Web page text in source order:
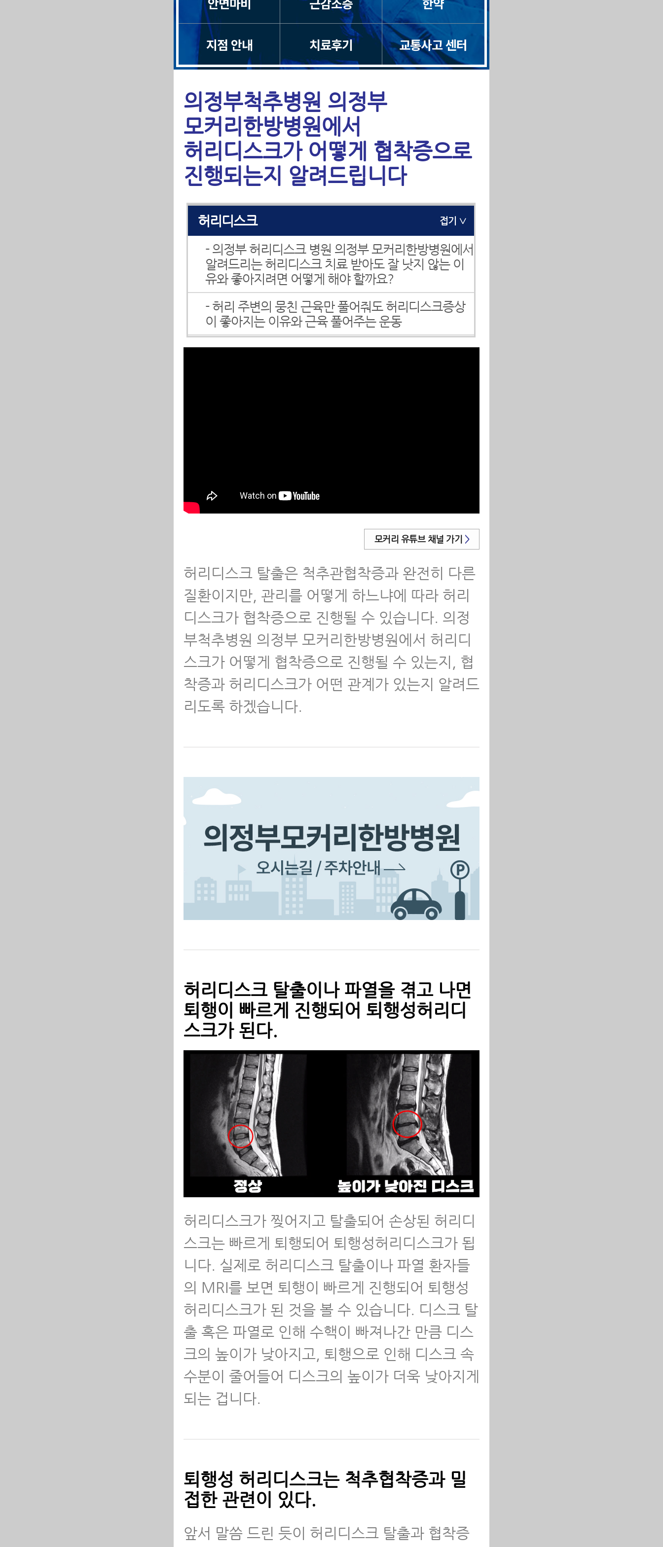
지점 안내 치료후기 교통사고 센터
의정부척추병원 의정부
모커리한방병원에서
허리디스크가 어떻게 협착증으로
진행되는지 알려드립니다
척추관협착증 펼쳐보기 ∨
목디스크
허리디스크 접기 ∨
- 의정부 허리디스크 병원 의정부 모커리한방병원에서
알려드리는 허리디스크 치료 받아도 잘 낫지 않는 이
유와 좋아지려면 어떻게 해야 할까요?
- 허리 주변의 뭉친 근육만 풀어줘도 허리디스크증상
이 좋아지는 이유와 근육 풀어주는 운동
- 의정부척추병원 의정부 모커리한방병원에서 알려드
- 의정부허리디스크, 허리디스크운동 불변의 법칙을
- 의정부디스크병원에서 알려드리는 아침허리통증이
심한 허리디스크 환자가 매일 해야 하는 허리재활운동
목통증 펼쳐보기 ∨
허리통증 펼쳐보기 ∨
어깨통증 펼쳐보기 ∨
무릎통증 펼쳐보기 ∨
치료법
수술 후 통증·재활 펼쳐보기 ∨
한약 펼쳐보기 ∨
모커리 유튜브 채널 가기 >
허리디스크 탈출은 척추관협착증과 완전히 다른
질환이지만, 관리를 어떻게 하느냐에 따라 허리
디스크가 협착증으로 진행될 수 있습니다. 의정
부척추병원 의정부 모커리한방병원에서 허리디
스크가 어떻게 협착증으로 진행될 수 있는지, 협
착증과 허리디스크가 어떤 관계가 있는지 알려드
리도록 하겠습니다.
허리디스크 탈출이나 파열을 겪고 나면
퇴행이 빠르게 진행되어 퇴행성허리디
스크가 된다.
허리디스크가 찢어지고 탈출되어 손상된 허리디
스크는 빠르게 퇴행되어 퇴행성허리디스크가 됩
니다. 실제로 허리디스크 탈출이나 파열 환자들
의 MRI를 보면 퇴행이 빠르게 진행되어 퇴행성
허리디스크가 된 것을 볼 수 있습니다. 디스크 탈
출 혹은 파열로 인해 수핵이 빠져나간 만큼 디스
크의 높이가 낮아지고, 퇴행으로 인해 디스크 속
수분이 줄어들어 디스크의 높이가 더욱 낮아지게
되는 겁니다.
퇴행성 허리디스크는 척추협착증과 밀
접한 관련이 있다.
앞서 말씀 드린 듯이 허리디스크 탈출과 협착증